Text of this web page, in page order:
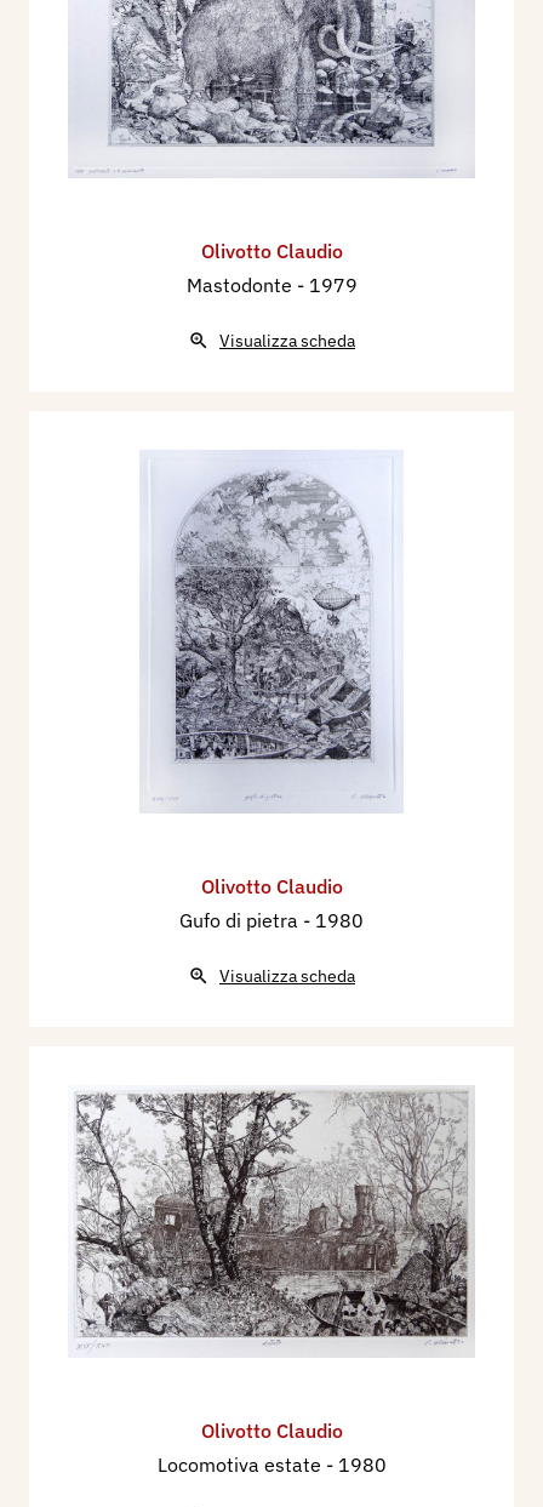
Olivotto Claudio
Mastodonte - 1979
Visualizza scheda
Olivotto Claudio
Gufo di pietra - 1980
Visualizza scheda
Olivotto Claudio
Locomotiva estate - 1980